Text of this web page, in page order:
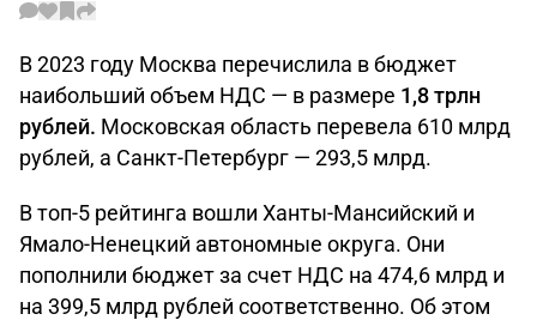
В 2023 году Москва перечислила в бюджет
наибольший объем НДС — в размере 1,8 трлн
рублей. Московская область перевела 610 млрд
рублей, а Санкт-Петербург — 293,5 млрд.
В топ-5 рейтинга вошли Ханты-Мансийский и
Ямало-Ненецкий автономные округа. Они
пополнили бюджет за счет НДС на 474,6 млрд и
на 399,5 млрд рублей соответственно. Об этом